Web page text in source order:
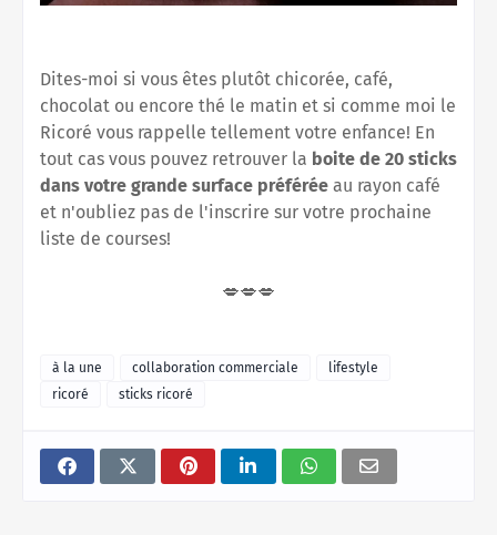
Dites-moi si vous êtes plutôt chicorée, café,
chocolat ou encore thé le matin et si comme moi le
Ricoré vous rappelle tellement votre enfance! En
tout cas vous pouvez retrouver la boite de 20 sticks
dans votre grande surface préférée au rayon café
et n'oubliez pas de l'inscrire sur votre prochaine
liste de courses!
💋💋💋
à la une collaboration commerciale
lifestyle
ricoré
sticks ricoré